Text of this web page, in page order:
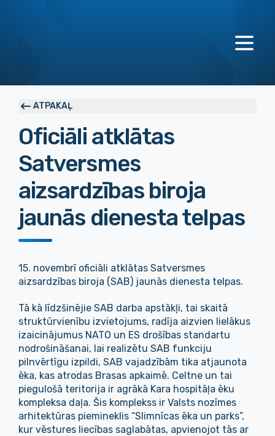
ATPAKAĻ
Oficiāli atklātas
Satversmes
aizsardzības biroja
jaunās dienesta telpas
15. novembrī oficiāli atklātas Satversmes
aizsardzības biroja (SAB) jaunās dienesta telpas.
Tā kā līdzšinējie SAB darba apstākļi, tai skaitā
struktūrvienību izvietojums, radīja aizvien lielākus
izaicinājumus NATO un ES drošības standartu
nodrošināšanai, lai realizētu SAB funkciju
pilnvērtīgu izpildi, SAB vajadzībām tika atjaunota
ēka, kas atrodas Brasas apkaimē. Celtne un tai
piegulošā teritorija ir agrākā Kara hospitāļa ēku
kompleksa daļa. Šis komplekss ir Valsts nozīmes
arhitektūras piemineklis “Slimnīcas ēka un parks”,
kur vēstures liecības saglabātas, apvienojot tās ar